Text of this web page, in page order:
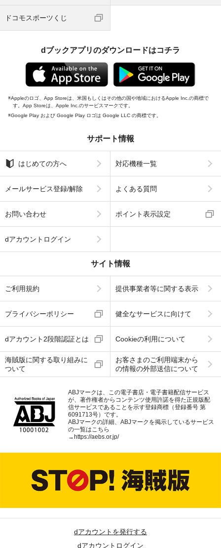
ドコモスポーツくじ
dブックアプリのダウンロードはコチラ
Appleのロゴ、App Storeは、米国もしくはその他の国や地域におけるApple Inc.の商標で
す。App Storeは、Apple Inc.のサービスマークです。
Google Play および Google Play ロゴは Google LLC の商標です。
サポート情報
はじめての方へ 対応機種一覧
メールサービス登録/解除 よくある質問
お問い合わせ ポイント表示設定
dアカウントログイン
サイト情報
ご利用規約 提供事業者等に関する表示
プライバシーポリシー 健全なサービスに向けて
dアカウント2段階認証とは Cookieの利用について
海賊版に関する取り組みに
ついて
お客さまのご利用端末から
の情報の外部送信について
ABJマークは、この電子書店・電子書籍配信サービス
が、著作権者からコンテンツ使用許諾を得た正規版配
信サービスであることを示す登録商標（登録番号 第
6091713号）です。
ABJマークの詳細、ABJマークを掲示しているサービス
の一覧はこちら
→https://aebs.or.jp/
dアカウントを発行する
dアカウントログイン